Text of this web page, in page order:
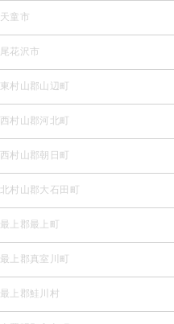
天童市
尾花沢市
東村山郡山辺町
西村山郡河北町
西村山郡朝日町
北村山郡大石田町
最上郡最上町
最上郡真室川町
最上郡鮭川村